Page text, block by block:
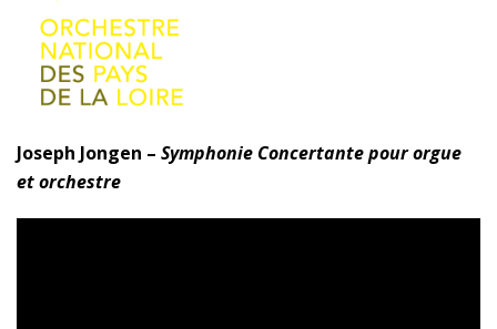
Joseph Jongen – Symphonie Concertante pour orgue
et orchestre